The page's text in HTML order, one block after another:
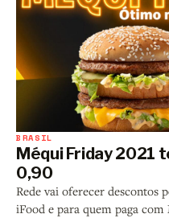
BRASIL
Méqui Friday 2021
0,90
Rede vai oferecer descontos
iFood e para quem paga com